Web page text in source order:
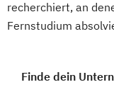
recherchiert, an
Fernstudium
Finde dein